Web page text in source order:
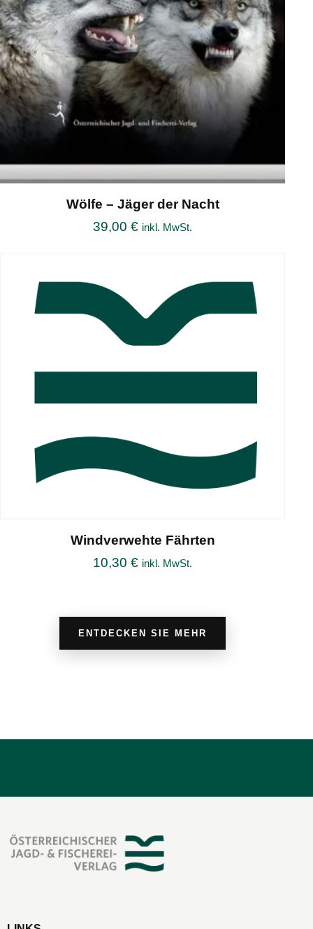
Wölfe – Jäger der Nacht
39,00 € inkl. MwSt.
Windverwehte Fährten
10,30 € inkl. MwSt.
ENTDECKEN SIE MEHR